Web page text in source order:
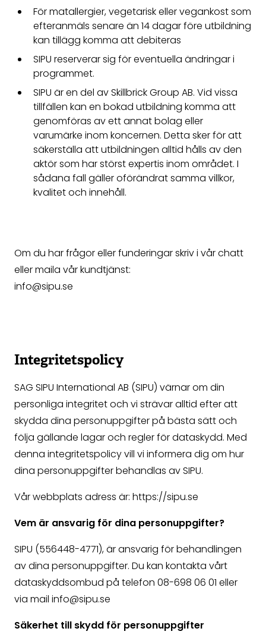
För matallergier, vegetarisk eller vegankost som
efteranmäls senare än 14 dagar före utbildning
kan tillägg komma att debiteras
SIPU reserverar sig för eventuella ändringar i
programmet.
SIPU är en del av Skillbrick Group AB. Vid vissa
tillfällen kan en bokad utbildning komma att
genomföras av ett annat bolag eller
varumärke inom koncernen. Detta sker för att
säkerställa att utbildningen alltid hålls av den
aktör som har störst expertis inom området. I
sådana fall gäller oförändrat samma villkor,
kvalitet och innehåll.
Om du har frågor eller funderingar skriv i vår chatt
eller maila vår kundtjänst:
info@sipu.se
Integritetspolicy
SAG SIPU International AB (SIPU) värnar om din
personliga integritet och vi strävar alltid efter att
skydda dina personuppgifter på bästa sätt och
följa gällande lagar och regler för dataskydd. Med
denna integritetspolicy vill vi informera dig om hur
dina personuppgifter behandlas av SIPU.
Vår webbplats adress är: https://sipu.se
Vem är ansvarig för dina personuppgifter?
SIPU (556448-4771), är ansvarig för behandlingen
av dina personuppgifter. Du kan kontakta vårt
dataskyddsombud på telefon 08-698 06 01 eller
via mail info@sipu.se
Säkerhet till skydd för personuppgifter